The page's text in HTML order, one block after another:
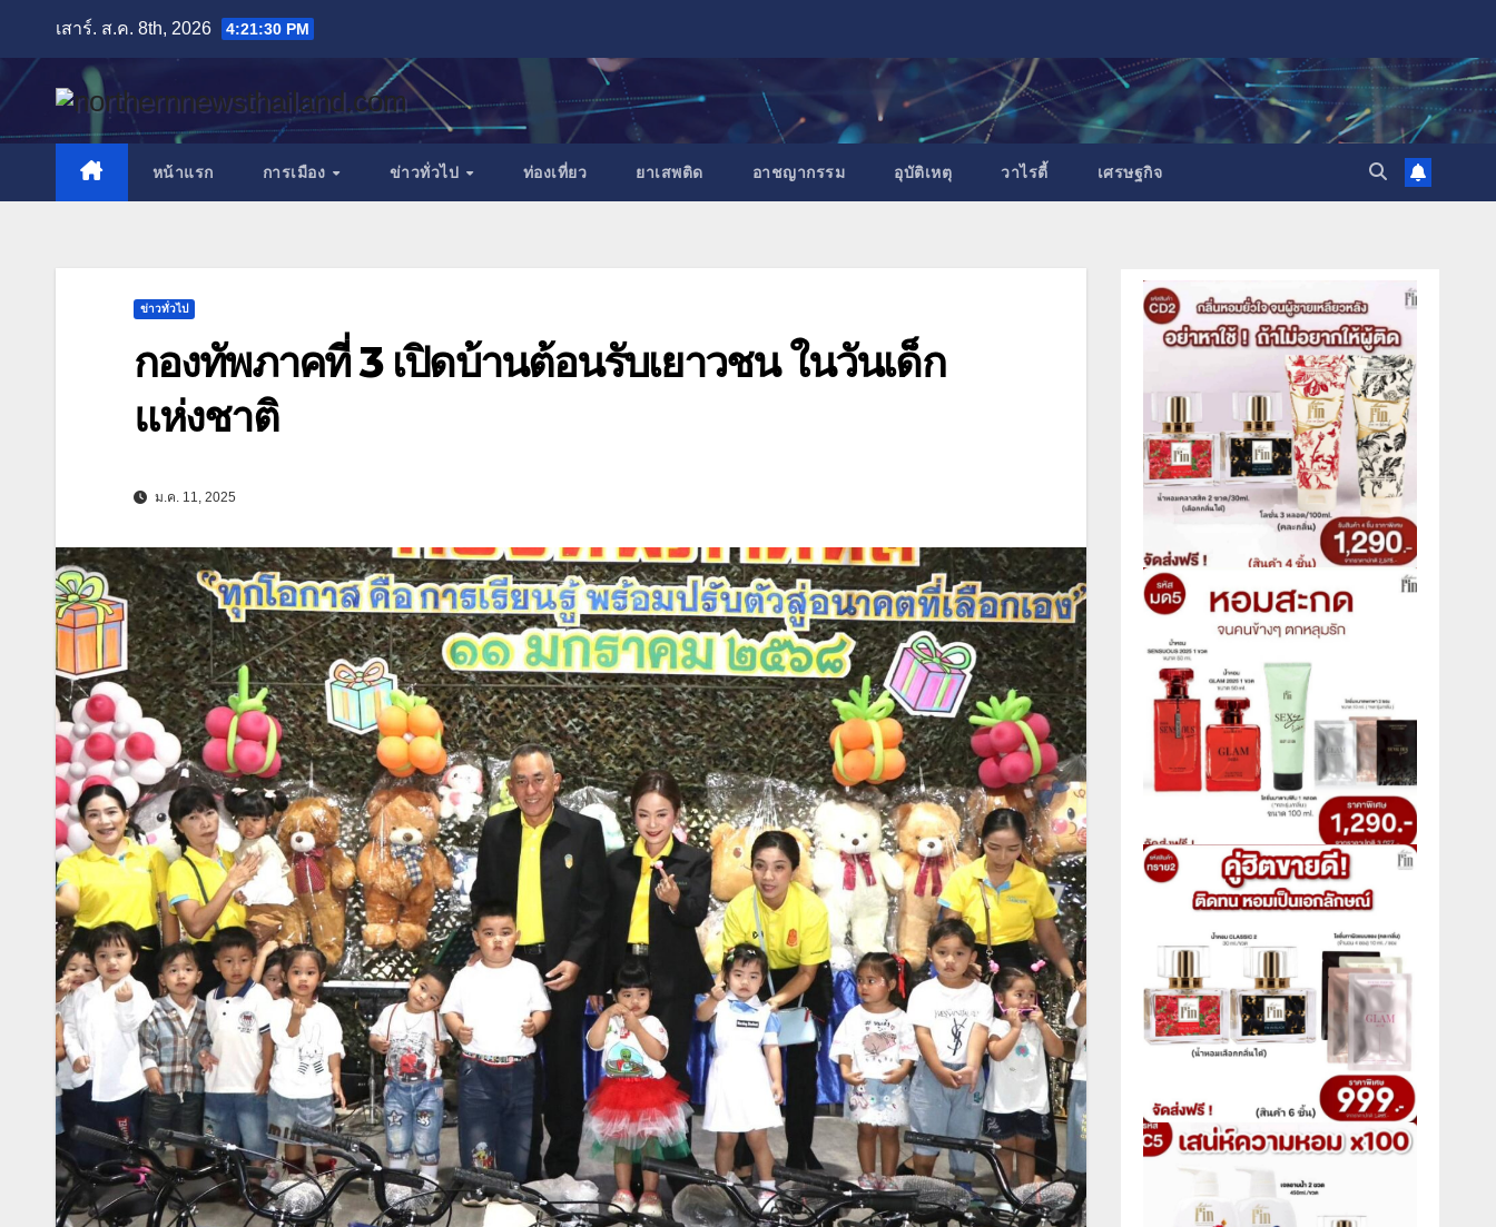
content
เสาร์. ส.ค. 8th, 2026 4:21:32 PM
หน้าแรก การเมือง ข่าวทั่วไป ท่องเที่ยว ยาเสพติด อาชญากรรม อุบัติเหตุ วาไรตี้ เศรษฐกิจ
ข่าวทั่วไป
กองทัพภาคที่ 3 เปิดบ้านต้อนรับเยาวชน ในวันเด็ก
แห่งชาติ
ม.ค. 11, 2025